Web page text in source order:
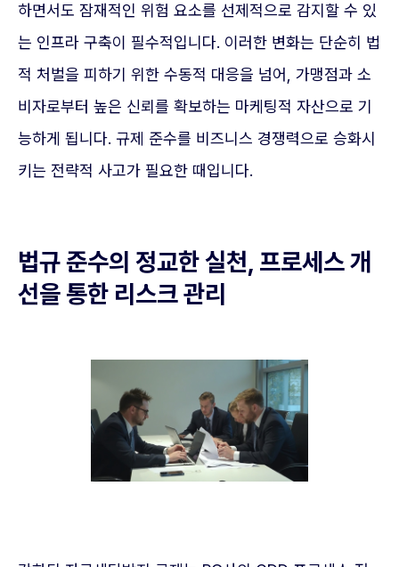
하면서도 잠재적인 위험 요소를 선제적으로 감지할 수 있
는 인프라 구축이 필수적입니다. 이러한 변화는 단순히 법
적 처벌을 피하기 위한 수동적 대응을 넘어, 가맹점과 소
비자로부터 높은 신뢰를 확보하는 마케팅적 자산으로 기
능하게 됩니다. 규제 준수를 비즈니스 경쟁력으로 승화시
키는 전략적 사고가 필요한 때입니다.
법규 준수의 정교한 실천, 프로세스 개
선을 통한 리스크 관리